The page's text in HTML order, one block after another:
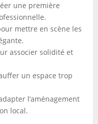
une première
mettre en scène les
associer solidité et
un espace trop
l’aménagement
local.